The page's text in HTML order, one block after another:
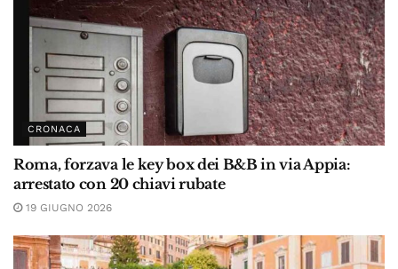
CRONACA
Roma, forzava le key box dei B&B in via Appia:
arrestato con 20 chiavi rubate
19 GIUGNO 2026